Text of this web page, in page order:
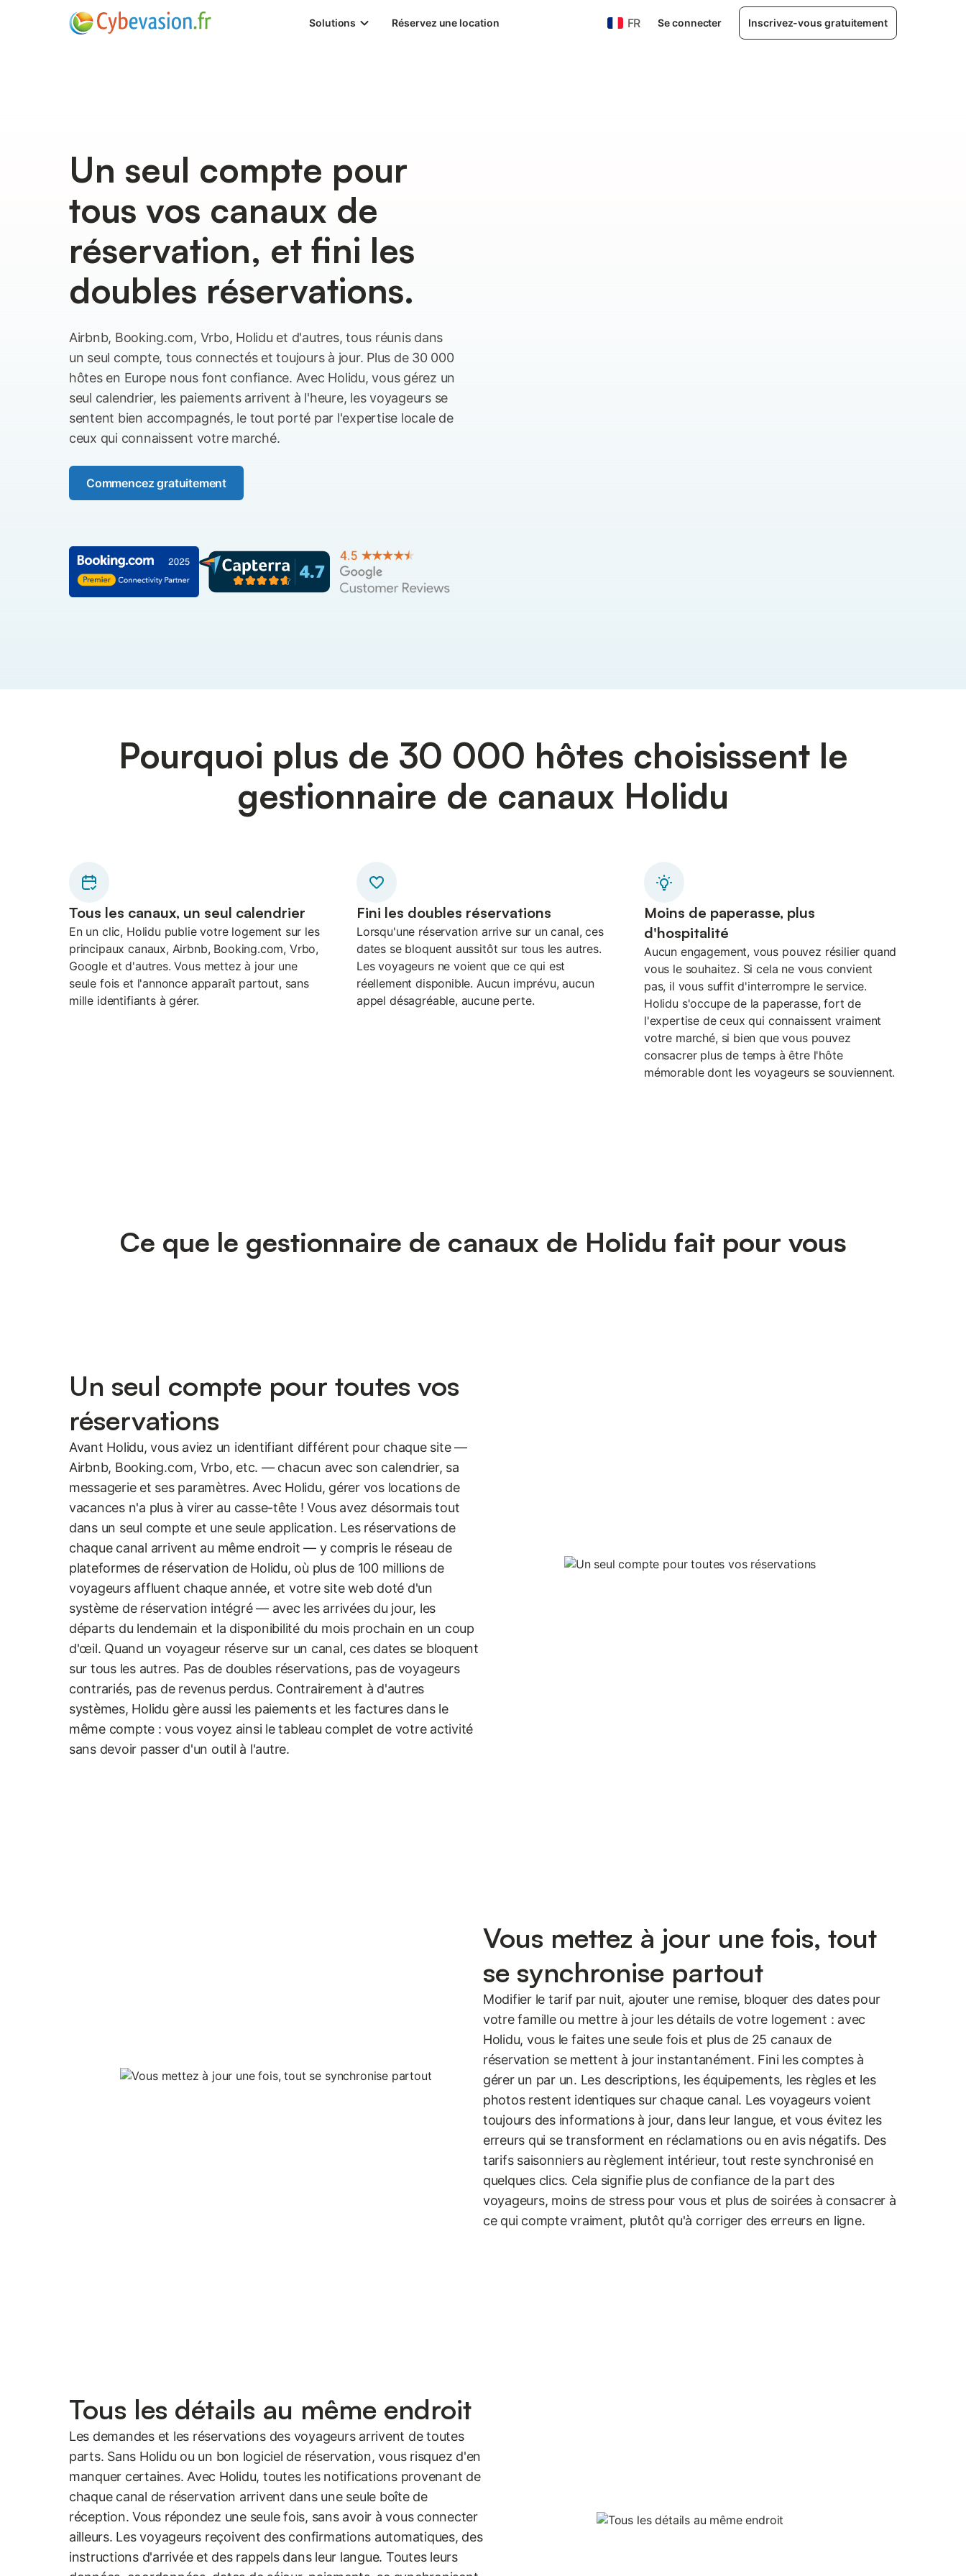
Solutions Réservez une location FR Se connecter Inscrivez-vous gratuitement
Un seul compte pour
tous vos canaux de
réservation, et fini les
doubles réservations.
Airbnb, Booking.com, Vrbo, Holidu et d'autres, tous réunis dans
un seul compte, tous connectés et toujours à jour. Plus de 30 000
hôtes en Europe nous font confiance. Avec Holidu, vous gérez un
seul calendrier, les paiements arrivent à l'heure, les voyageurs se
sentent bien accompagnés, le tout porté par l'expertise locale de
ceux qui connaissent votre marché.
Commencez gratuitement
Pourquoi plus de 30 000 hôtes choisissent le
gestionnaire de canaux Holidu
Tous les canaux, un seul calendrier
En un clic, Holidu publie votre logement sur les
principaux canaux, Airbnb, Booking.com, Vrbo,
Google et d'autres. Vous mettez à jour une
seule fois et l'annonce apparaît partout, sans
mille identifiants à gérer.
Fini les doubles réservations
Lorsqu'une réservation arrive sur un canal, ces
dates se bloquent aussitôt sur tous les autres.
Les voyageurs ne voient que ce qui est
réellement disponible. Aucun imprévu, aucun
appel désagréable, aucune perte.
Moins de paperasse, plus
d'hospitalité
Aucun engagement, vous pouvez résilier quand
vous le souhaitez. Si cela ne vous convient
pas, il vous suffit d'interrompre le service.
Holidu s'occupe de la paperasse, fort de
l'expertise de ceux qui connaissent vraiment
votre marché, si bien que vous pouvez
consacrer plus de temps à être l'hôte
mémorable dont les voyageurs se souviennent.
Ce que le gestionnaire de canaux de Holidu fait pour vous
Un seul compte pour toutes vos
réservations
Avant Holidu, vous aviez un identifiant différent pour chaque site —
Airbnb, Booking.com, Vrbo, etc. — chacun avec son calendrier, sa
messagerie et ses paramètres. Avec Holidu, gérer vos locations de
vacances n'a plus à virer au casse-tête ! Vous avez désormais tout
dans un seul compte et une seule application. Les réservations de
chaque canal arrivent au même endroit — y compris le réseau de
plateformes de réservation de Holidu, où plus de 100 millions de
voyageurs affluent chaque année, et votre site web doté d'un
système de réservation intégré — avec les arrivées du jour, les
départs du lendemain et la disponibilité du mois prochain en un coup
d'œil. Quand un voyageur réserve sur un canal, ces dates se bloquent
sur tous les autres. Pas de doubles réservations, pas de voyageurs
contrariés, pas de revenus perdus. Contrairement à d'autres
systèmes, Holidu gère aussi les paiements et les factures dans le
même compte : vous voyez ainsi le tableau complet de votre activité
sans devoir passer d'un outil à l'autre.
Vous mettez à jour une fois, tout
se synchronise partout
Modifier le tarif par nuit, ajouter une remise, bloquer des dates pour
votre famille ou mettre à jour les détails de votre logement : avec
Holidu, vous le faites une seule fois et plus de 25 canaux de
réservation se mettent à jour instantanément. Fini les comptes à
gérer un par un. Les descriptions, les équipements, les règles et les
photos restent identiques sur chaque canal. Les voyageurs voient
toujours des informations à jour, dans leur langue, et vous évitez les
erreurs qui se transforment en réclamations ou en avis négatifs. Des
tarifs saisonniers au règlement intérieur, tout reste synchronisé en
quelques clics. Cela signifie plus de confiance de la part des
voyageurs, moins de stress pour vous et plus de soirées à consacrer à
ce qui compte vraiment, plutôt qu'à corriger des erreurs en ligne.
Tous les détails au même endroit
Les demandes et les réservations des voyageurs arrivent de toutes
parts. Sans Holidu ou un bon logiciel de réservation, vous risquez d'en
manquer certaines. Avec Holidu, toutes les notifications provenant de
chaque canal de réservation arrivent dans une seule boîte de
réception. Vous répondez une seule fois, sans avoir à vous connecter
ailleurs. Les voyageurs reçoivent des confirmations automatiques, des
instructions d'arrivée et des rappels dans leur langue. Toutes leurs